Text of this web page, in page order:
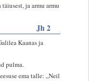
ja armu armu
Jh 2
Kaanas ja
pulma.
ema talle: „Neil